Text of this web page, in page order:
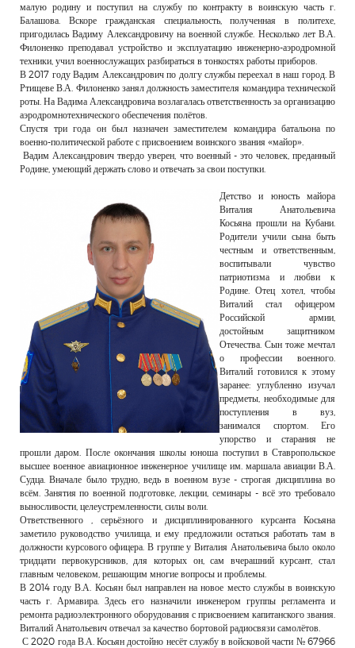
малую родину и поступил на службу по контракту в воинскую часть г.
Балашова. Вскоре гражданская специальность, полученная в политехе,
пригодилась Вадиму Александровичу на военной службе. Несколько лет В.А.
Филоненко преподавал устройство и эксплуатацию инженерно-аэродромной
техники, учил военнослужащих разбираться в тонкостях работы приборов.
В 2017 году Вадим Александрович по долгу службы переехал в наш город. В
Ртищеве В.А. Филоненко занял должность заместителя командира технической
роты. На Вадима Александровича возлагалась ответственность за организацию
аэродромнотехнического обеспечения полётов.
Спустя три года он был назначен заместителем командира батальона по
военно-политической работе с присвоением воинского звания «майор».
Вадим Александрович твердо уверен, что военный - это человек, преданный
Родине, умеющий держать слово и отвечать за свои поступки.
Детство и юность майора
Виталия Анатольевича
Косьяна прошли на Кубани.
Родители учили сына быть
честным и ответственным,
воспитывали чувство
патриотизма и любви к
Родине. Отец хотел, чтобы
Виталий стал офицером
Российской армии,
достойным защитником
Отечества. Сын тоже мечтал
о профессии военного.
Виталий готовился к этому
заранее: углубленно изучал
предметы, необходимые для
поступления в вуз,
занимался спортом. Его
упорство и старания не
прошли даром. После окончания школы юноша поступил в Ставропольское
высшее военное авиационное инженерное училище им. маршала авиации В.А.
Судца. Вначале было трудно, ведь в военном вузе - строгая дисциплина во
всём. Занятия по военной подготовке, лекции, семинары - всё это требовало
выносливости, целеустремленности, силы воли.
Ответственного , серьёзного и дисциплинированного курсанта Косьяна
заметило руководство училища, и ему предложили остаться работать там в
должности курсового офицера. В группе у Виталия Анатольевича было около
тридцати первокурсников, для которых он, сам вчерашний курсант, стал
главным человеком, решающим многие вопросы и проблемы.
В 2014 году В.А. Косьян был направлен на новое место службы в воинскую
часть г. Армавира. Здесь его назначили инженером группы регламента и
ремонта радиоэлектронного оборудования с присвоением капитанского звания.
Виталий Анатольевич отвечал за качество бортовой радиосвязи самолётов.
С 2020 года В.А. Косьян достойно несёт службу в войсковой части № 67966